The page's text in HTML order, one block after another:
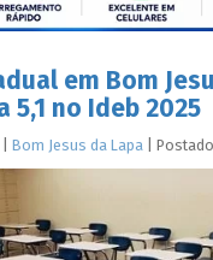
em Bom
5,1 no Ideb 2025
Bom Jesus da Lapa